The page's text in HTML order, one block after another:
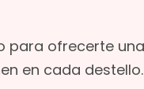
para ofrecerte
en cada destello.